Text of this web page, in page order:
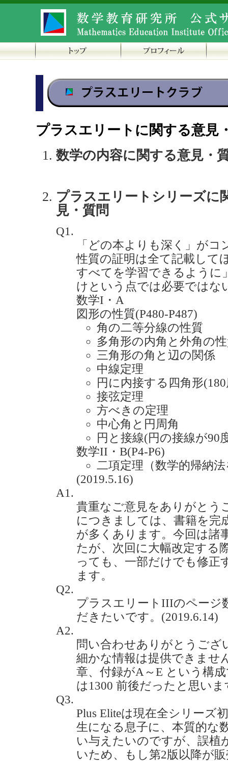
プラスエリートに関する意見
数学の内容に関する意見・
プラスエリートシリーズに
見・質問
Q1.
「どの本よりも深く」が
性質の証明は全て記載して
すべてを学習できるように
けという点では必要ではな
数学I・A
図形の性質(P480-P487)
角の二等分線の性質
多角形の内角と外角の
三角形の角と辺の関係
中線定理
円に内接する四角形
接弦定理
方べきの定理
中心角と円周角
円と接線(円の接線が90
数学II・B(P4-P6)
二項定理（数学的帰納
(2019.5.16)
A1.
貴重なご意見をありがとう
につきましては、書籍を完
が多くあります。今回は諸
たが、次回に大幅改定する
っても、一部だけでも修正
ます。
Q2.
プラスエリートIIIのページ
だきたいです。(2019.6.14)
A2.
問い合わせありがとうござ
細かな情報は提供できませ
章、付録がA～E という構
は1300 前後だったと思いま
Q3.
Plus Eliteは現在全シリーズ
生になる息子に、本質的な
い与えたいのですが、誤植
いため、もし第2版以降が